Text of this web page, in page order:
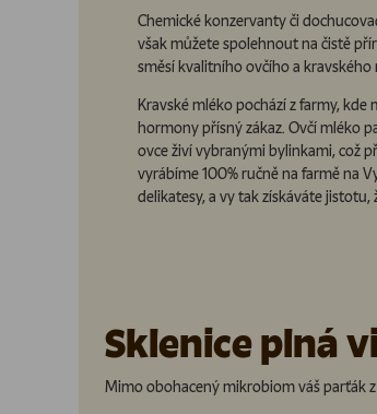
Chemické konzervanty či
však můžete spolehnout na čistě
směsí kvalitního ovčího a
Kravské mléko pochází z farmy,
hormony přísný zákaz. Ovčí mléko
ovce živí vybranými bylinkami, což
vyrábíme 100% ručně na farmě na
delikatesy, a vy tak získáváte
Sklenice plná
Mimo obohacený mikrobiom váš parťák